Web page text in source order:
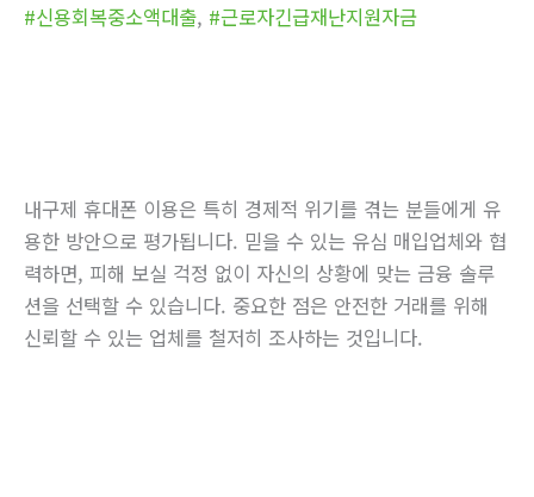
#신용회복중소액대출, #근로자긴급재난지원자금
내구제 휴대폰 이용은 특히 경제적 위기를 겪는 분들에게 유
용한 방안으로 평가됩니다. 믿을 수 있는 유심 매입업체와 협
력하면, 피해 보실 걱정 없이 자신의 상황에 맞는 금융 솔루
션을 선택할 수 있습니다. 중요한 점은 안전한 거래를 위해
신뢰할 수 있는 업체를 철저히 조사하는 것입니다.